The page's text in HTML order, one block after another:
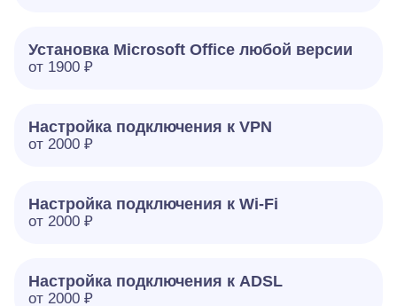
Установка Microsoft Office любой версии
от 1900 ₽
Настройка подключения к VPN
от 2000 ₽
Настройка подключения к Wi-Fi
от 2000 ₽
Настройка подключения к ADSL
от 2000 ₽